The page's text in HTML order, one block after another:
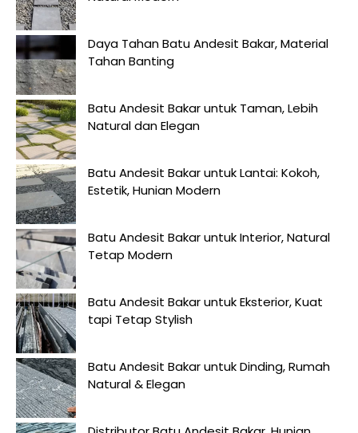
Daya Tahan Batu Andesit Bakar, Material
Tahan Banting
Batu Andesit Bakar untuk Taman, Lebih
Natural dan Elegan
Batu Andesit Bakar untuk Lantai: Kokoh,
Estetik, Hunian Modern
Batu Andesit Bakar untuk Interior, Natural
Tetap Modern
Batu Andesit Bakar untuk Eksterior, Kuat
tapi Tetap Stylish
Batu Andesit Bakar untuk Dinding, Rumah
Natural & Elegan